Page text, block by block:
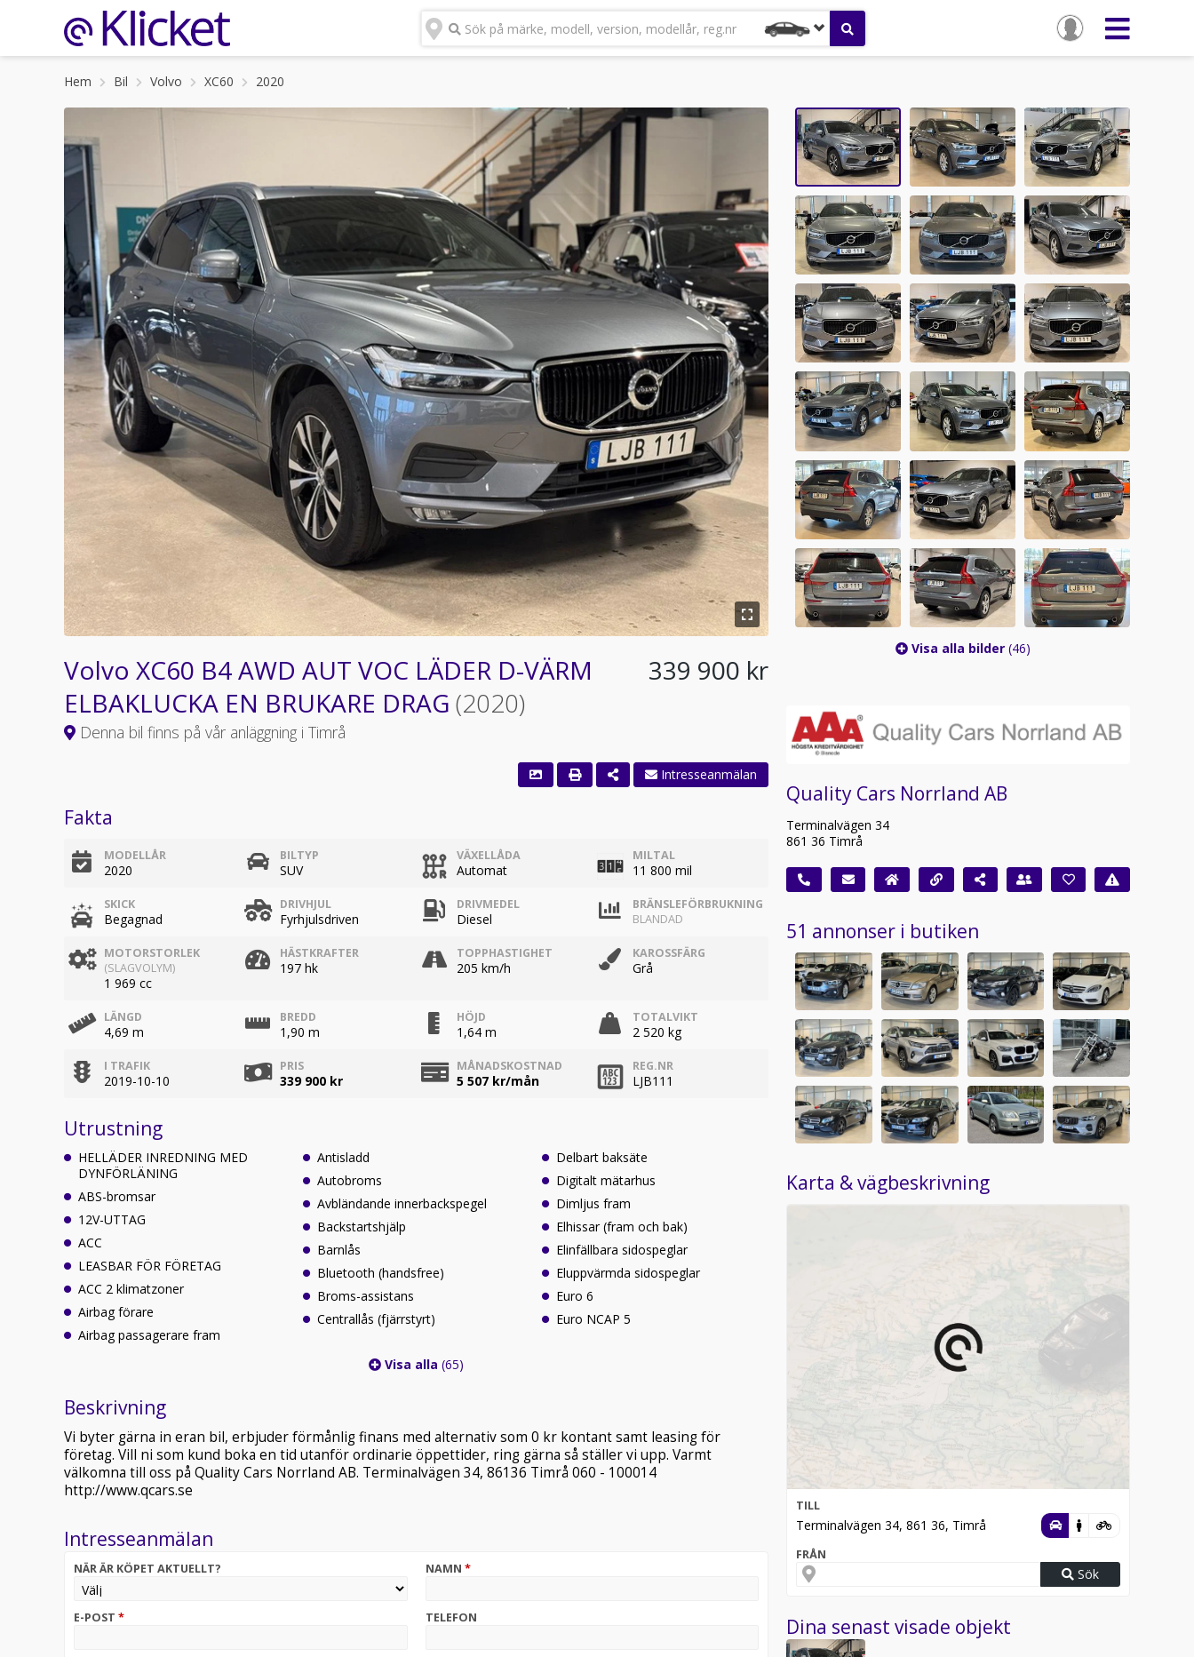
Sök på märke, modell, version, modellår, reg.nr
Hem Bil Volvo XC60 2020
Volvo XC60 B4 AWD AUT VOC LÄDER D-VÄRM
ELBAKLUCKA EN BRUKARE DRAG (2020)
Denna bil finns på vår anläggning i Timrå
339 900 kr
Fakta
MODELLÅR
2020
BILTYP
SUV
VÄXELLÅDA
Automat
MILTAL
11 800 mil
SKICK
Begagnad
DRIVHJUL
Fyrhjulsdriven
DRIVMEDEL
Diesel
BRÄNSLEFÖRBRUKNING
BLANDAD
MOTORSTORLEK
(SLAGVOLYM)
1 969 cc
HÄSTKRAFTER
197 hk
TOPPHASTIGHET
205 km/h
KAROSSFÄRG
Grå
LÄNGD
4,69 m
BREDD
1,90 m
HÖJD
1,64 m
TOTALVIKT
2 520 kg
I TRAFIK
2019-10-10
PRIS
339 900 kr
MÅNADSKOSTNAD
5 507kr/mån
REG.NR
LJB111
Utrustning
HELLÄDER INREDNING MED
DYNFÖRLÄNING
ABS-bromsar
12V-UTTAG
ACC
LEASBAR FÖR FÖRETAG
ACC 2 klimatzoner
Airbag förare
Airbag passagerare fram
Antisladd
Autobroms
Avbländande innerbackspegel
Backstartshjälp
Barnlås
Bluetooth (handsfree)
Broms-assistans
Centrallås (fjärrstyrt)
Delbart baksäte
Digitalt mätarhus
Dimljus fram
Elhissar (fram och bak)
Elinfällbara sidospeglar
Eluppvärmda sidospeglar
Euro 6
Euro NCAP 5
Visa alla(65)
Beskrivning
Vi byter gärna in eran bil, erbjuder förmånlig finans med alternativ som 0 kr kontant samt leasing för
företag. Vill ni som kund boka en tid utanför ordinarie öppettider, ring gärna så ställer vi upp. Varmt
välkomna till oss på Quality Cars Norrland AB. Terminalvägen 34, 86136 Timrå 060 - 100014
http://www.qcars.se
Intresseanmälan
NÄR ÄR KÖPET AKTUELLT? NAMN *
E-POST * TELEFON
Visa alla bilder (46)
Quality Cars Norrland AB
Terminalvägen 34
861 36 Timrå
51 annonser i butiken
Karta & vägbeskrivning
TILL
Terminalvägen 34, 861 36, Timrå
FRÅN
Sök
Dina senast visade objekt